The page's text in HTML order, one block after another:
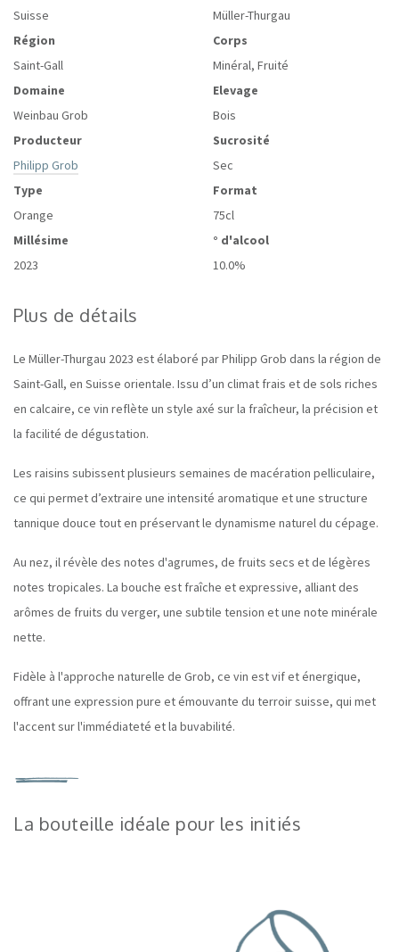
Suisse
Région
Saint-Gall
Domaine
Weinbau Grob
Producteur
Philipp Grob
Type
Orange
Millésime
2023
Müller-Thurgau
Corps
Minéral, Fruité
Elevage
Bois
Sucrosité
Sec
Format
75cl
° d'alcool
10.0%
Plus de détails
Le Müller-Thurgau 2023 est élaboré par Philipp Grob dans la région de
Saint-Gall, en Suisse orientale. Issu d’un climat frais et de sols riches
en calcaire, ce vin reflète un style axé sur la fraîcheur, la précision et
la facilité de dégustation.
Les raisins subissent plusieurs semaines de macération pelliculaire,
ce qui permet d’extraire une intensité aromatique et une structure
tannique douce tout en préservant le dynamisme naturel du cépage.
Au nez, il révèle des notes d'agrumes, de fruits secs et de légères
notes tropicales. La bouche est fraîche et expressive, alliant des
arômes de fruits du verger, une subtile tension et une note minérale
nette.
Fidèle à l'approche naturelle de Grob, ce vin est vif et énergique,
offrant une expression pure et émouvante du terroir suisse, qui met
l'accent sur l'immédiateté et la buvabilité.
La bouteille idéale pour les initiés